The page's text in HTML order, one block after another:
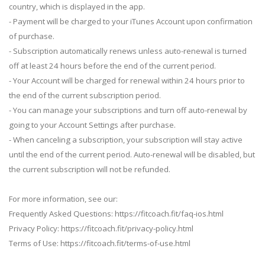
country, which is displayed in the app.
- Payment will be charged to your iTunes Account upon confirmation
of purchase.
- Subscription automatically renews unless auto-renewal is turned
off at least 24 hours before the end of the current period.
- Your Account will be charged for renewal within 24 hours prior to
the end of the current subscription period.
- You can manage your subscriptions and turn off auto-renewal by
going to your Account Settings after purchase.
- When canceling a subscription, your subscription will stay active
until the end of the current period. Auto-renewal will be disabled, but
the current subscription will not be refunded.
For more information, see our:
Frequently Asked Questions: https://fitcoach.fit/faq-ios.html
Privacy Policy: https://fitcoach.fit/privacy-policy.html
Terms of Use: https://fitcoach.fit/terms-of-use.html